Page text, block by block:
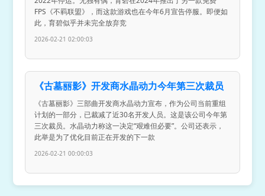
FPS《不羁联盟》，而这款游戏也在今年6月宣告停服。即便如
此，育碧似乎并未完全放弃竞
2026-02-21 02:00:03
《古墓丽影》开发商水晶动力今年第三次裁员
《古墓丽影》三部曲开发商水晶动力宣布，作为公司当前重组
计划的一部分，已裁减了近30名开发人员。这是该公司今年第
三次裁员。水晶动力称这一决定“艰难但必要”。公司还表示，
此举是为了优化目前正在开发的下一款
2026-02-21 00:00:03